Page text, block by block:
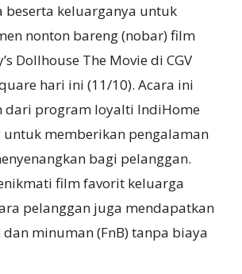
beserta keluarganya untuk
nonton bareng (nobar) film
Dollhouse The Movie di CGV
hari ini (11/10). Acara ini
dari program loyalti IndiHome
untuk memberikan pengalaman
bagi pelanggan.
film favorit keluarga
pelanggan juga mendapatkan
minuman (FnB) tanpa biaya